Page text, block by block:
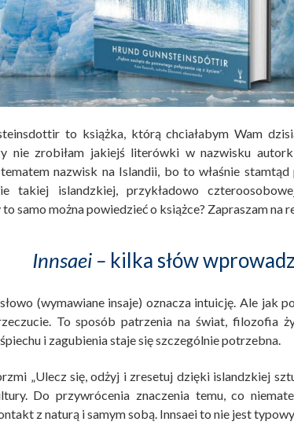
to książka, którą chciałabym Wam
nie zrobiłam jakiejś literówki w nazwisku
tematem nazwisk na Islandii, bo to właśnie
takiej islandzkiej, przykładowo
to samo można powiedzieć o książce? Zapraszam na
Innsaei – kilka słów
(wymawiane insaje) oznacza intuicję. Ale jak
To sposób patrzenia na świat, filozofia
i zagubienia staje się szczególnie potrzebna.
„Ulecz się, odżyj i zresetuj dzięki islandzkiej
Do przywrócenia znaczenia temu, co
z naturą i samym sobą. Innsaei to nie jest